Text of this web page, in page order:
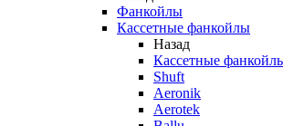
Фанкойлы
Кассетные фанкойлы
Назад
Кассетные
Shuft
Aeronik
Aerotek